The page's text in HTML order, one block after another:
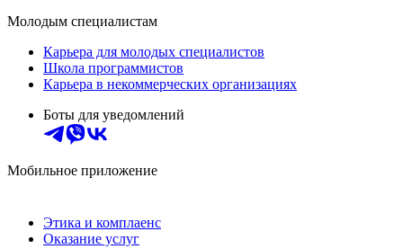
Молодым специалистам
Карьера для молодых специалистов
Школа программистов
Карьера в некоммерческих организациях
Боты для уведомлений
Мобильное приложение
Этика и комплаенс
Оказание услуг